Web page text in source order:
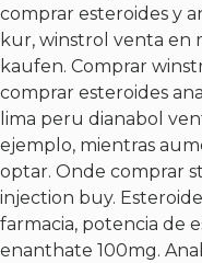
comprar esteroides y
kur, winstrol venta en
kaufen. Comprar
comprar esteroides
lima peru dianabol
ejemplo, mientras
optar. Onde comprar
injection buy.
farmacia, potencia de
enanthate 100mg.